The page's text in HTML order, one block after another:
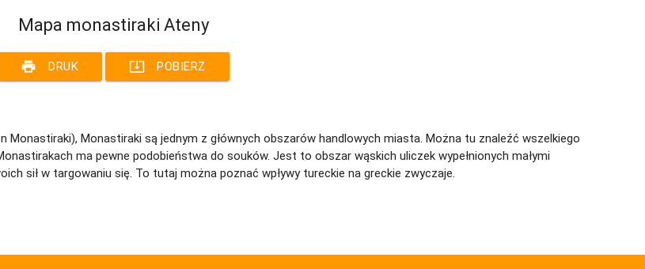
Mapa monastiraki Ateny
print DRUK system_update_alt POBIERZ
Monastiraki są jednym z głównych obszarów handlowych miasta. Można tu znaleźć wszelkiego
ma pewne podobieństwa do souków. Jest to obszar wąskich uliczek wypełnionych małymi
sił w targowaniu się. To tutaj można poznać wpływy tureckie na greckie zwyczaje.